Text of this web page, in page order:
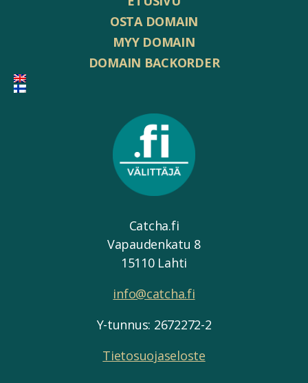
OSTA DOMAIN
MYY DOMAIN
DOMAIN BACKORDER
Catcha.fi
Vapaudenkatu 8
15110 Lahti
info@catcha.fi
Y-tunnus: 2672272-2
Tietosuojaseloste